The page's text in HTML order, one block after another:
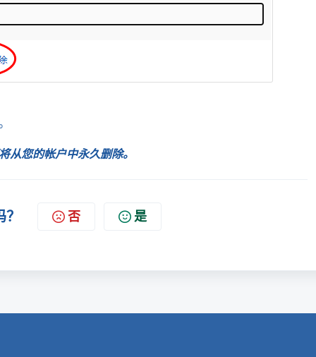
从您的帐户中永久删除。
否 是